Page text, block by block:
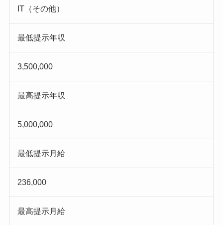
IT（その他）
最低提示年収
3,500,000
最高提示年収
5,000,000
最低提示月給
236,000
最高提示月給